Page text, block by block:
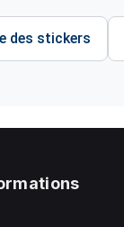
des stickers